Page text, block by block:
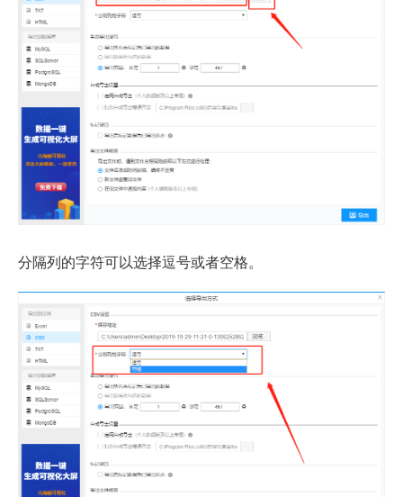
分隔列的字符可以选择逗号或者空格。